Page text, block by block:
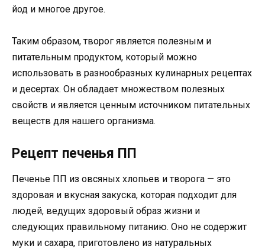
йод и многое другое.
Таким образом, творог является полезным и
питательным продуктом, который можно
использовать в разнообразных кулинарных рецептах
и десертах. Он обладает множеством полезных
свойств и является ценным источником питательных
веществ для нашего организма.
Рецепт печенья ПП
Печенье ПП из овсяных хлопьев и творога — это
здоровая и вкусная закуска, которая подходит для
людей, ведущих здоровый образ жизни и
следующих правильному питанию. Оно не содержит
муки и сахара, приготовлено из натуральных